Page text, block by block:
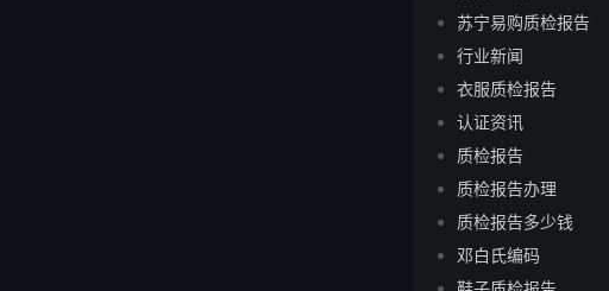
苏宁易购质检报告
行业新闻
衣服质检报告
认证资讯
质检报告
质检报告办理
质检报告多少钱
邓白氏编码